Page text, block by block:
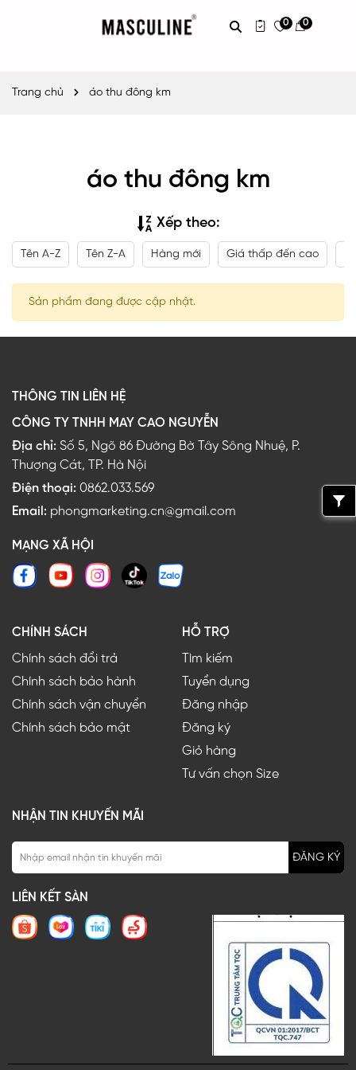
0 0
Trang chủ áo thu đông km
áo thu đông km
Xếp theo:
Tên A-Z Tên Z-A Hàng mới Giá thấp đến cao
Sản phẩm đang được cập nhật.
THÔNG TIN LIÊN HỆ
CÔNG TY TNHH MAY CAO NGUYỄN
Địa chỉ: Số 5, Ngõ 86 Đường Bờ Tây Sông Nhuệ, P.
Thượng Cát, TP. Hà Nội
Điện thoại: 0862.033.569
Email: phongmarketing.cn@gmail.com
MẠNG XÃ HỘI
CHÍNH SÁCH
Chính sách đổi trả
Chính sách bảo hành
Chính sách vận chuyển
Chính sách bảo mật
HỖ TRỢ
Tìm kiếm
Tuyển dụng
Đăng nhập
Đăng ký
Giỏ hàng
Tư vấn chọn Size
NHẬN TIN KHUYẾN MÃI
ĐĂNG KÝ
LIÊN KẾT SÀN